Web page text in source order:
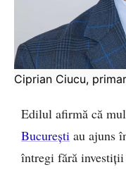
Ciprian Ciucu,
Edilul afirmă că
București au ajuns
întregi fără investiții